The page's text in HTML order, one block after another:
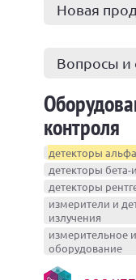
Новая
Вопросы и
контроля
детекторы
детекторы бета-
детекторы
измерители и
излучения
измерительное
оборудование